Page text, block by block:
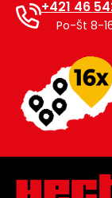
+421 46
Po-Št 8-